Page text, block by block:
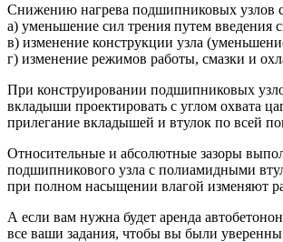
Снижению нагрева подшипниковых узлов
а) уменьшение сил трения путем введения
в) изменение конструкции узла
г) изменение режимов работы, смазки и
При конструировании подшипниковых
вкладыши проектировать с углом охвата
прилегание вкладышей и втулок по всей
Относительные и абсолютные зазоры
подшипникового узла с полиамидными
при полном насыщении влагой изменяют
А если вам нужна будет аренда
все ваши задания, чтобы вы были уверенны